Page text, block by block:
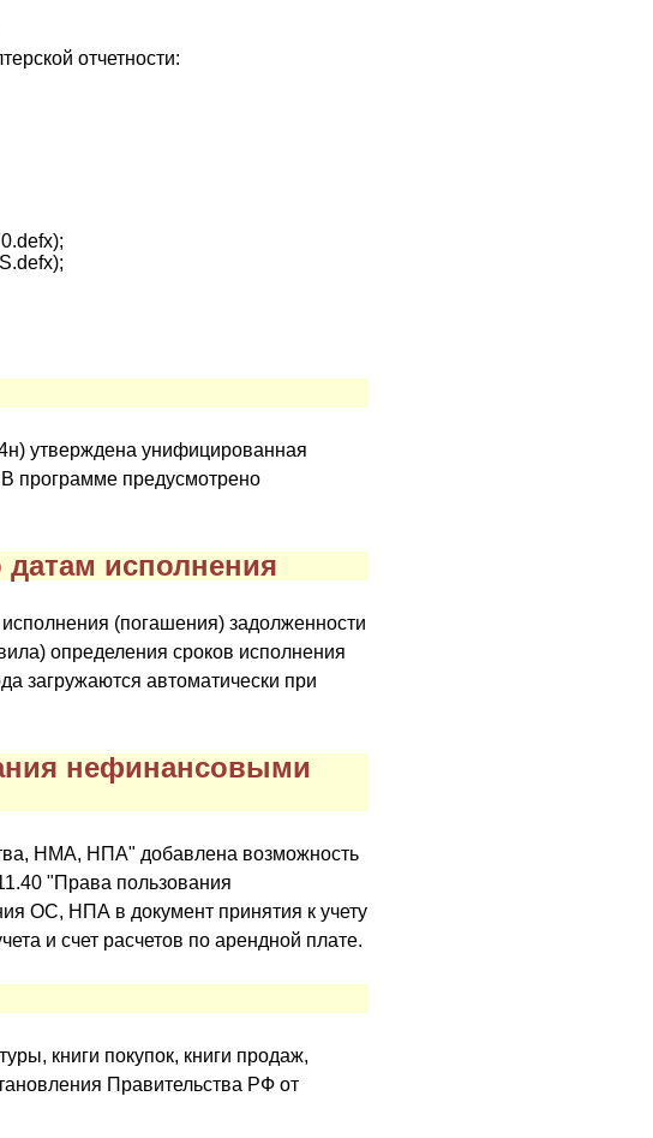
отчетности:
утверждена унифицированная
программе предусмотрено
исполнения
(погашения) задолженности
определения сроков исполнения
загружаются автоматически при
нефинансовыми
НМА, НПА" добавлена возможность
"Права пользования
ОС, НПА в документ принятия к учету
и счет расчетов по арендной плате.
книги покупок, книги продаж,
Правительства РФ от